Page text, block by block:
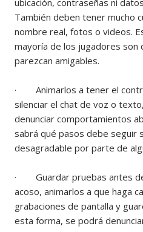
ubicación, contraseñas ni
También deben tener mucho
nombre real, fotos o videos.
mayoría de los jugadores son
parezcan amigables.
· Animarlos a tener el
silenciar el chat de voz o
denunciar comportamientos
sabrá qué pasos debe seguir
desagradable por parte de
· Guardar pruebas antes de
acoso, animarlos a que haga
grabaciones de pantalla y
esta forma, se podrá